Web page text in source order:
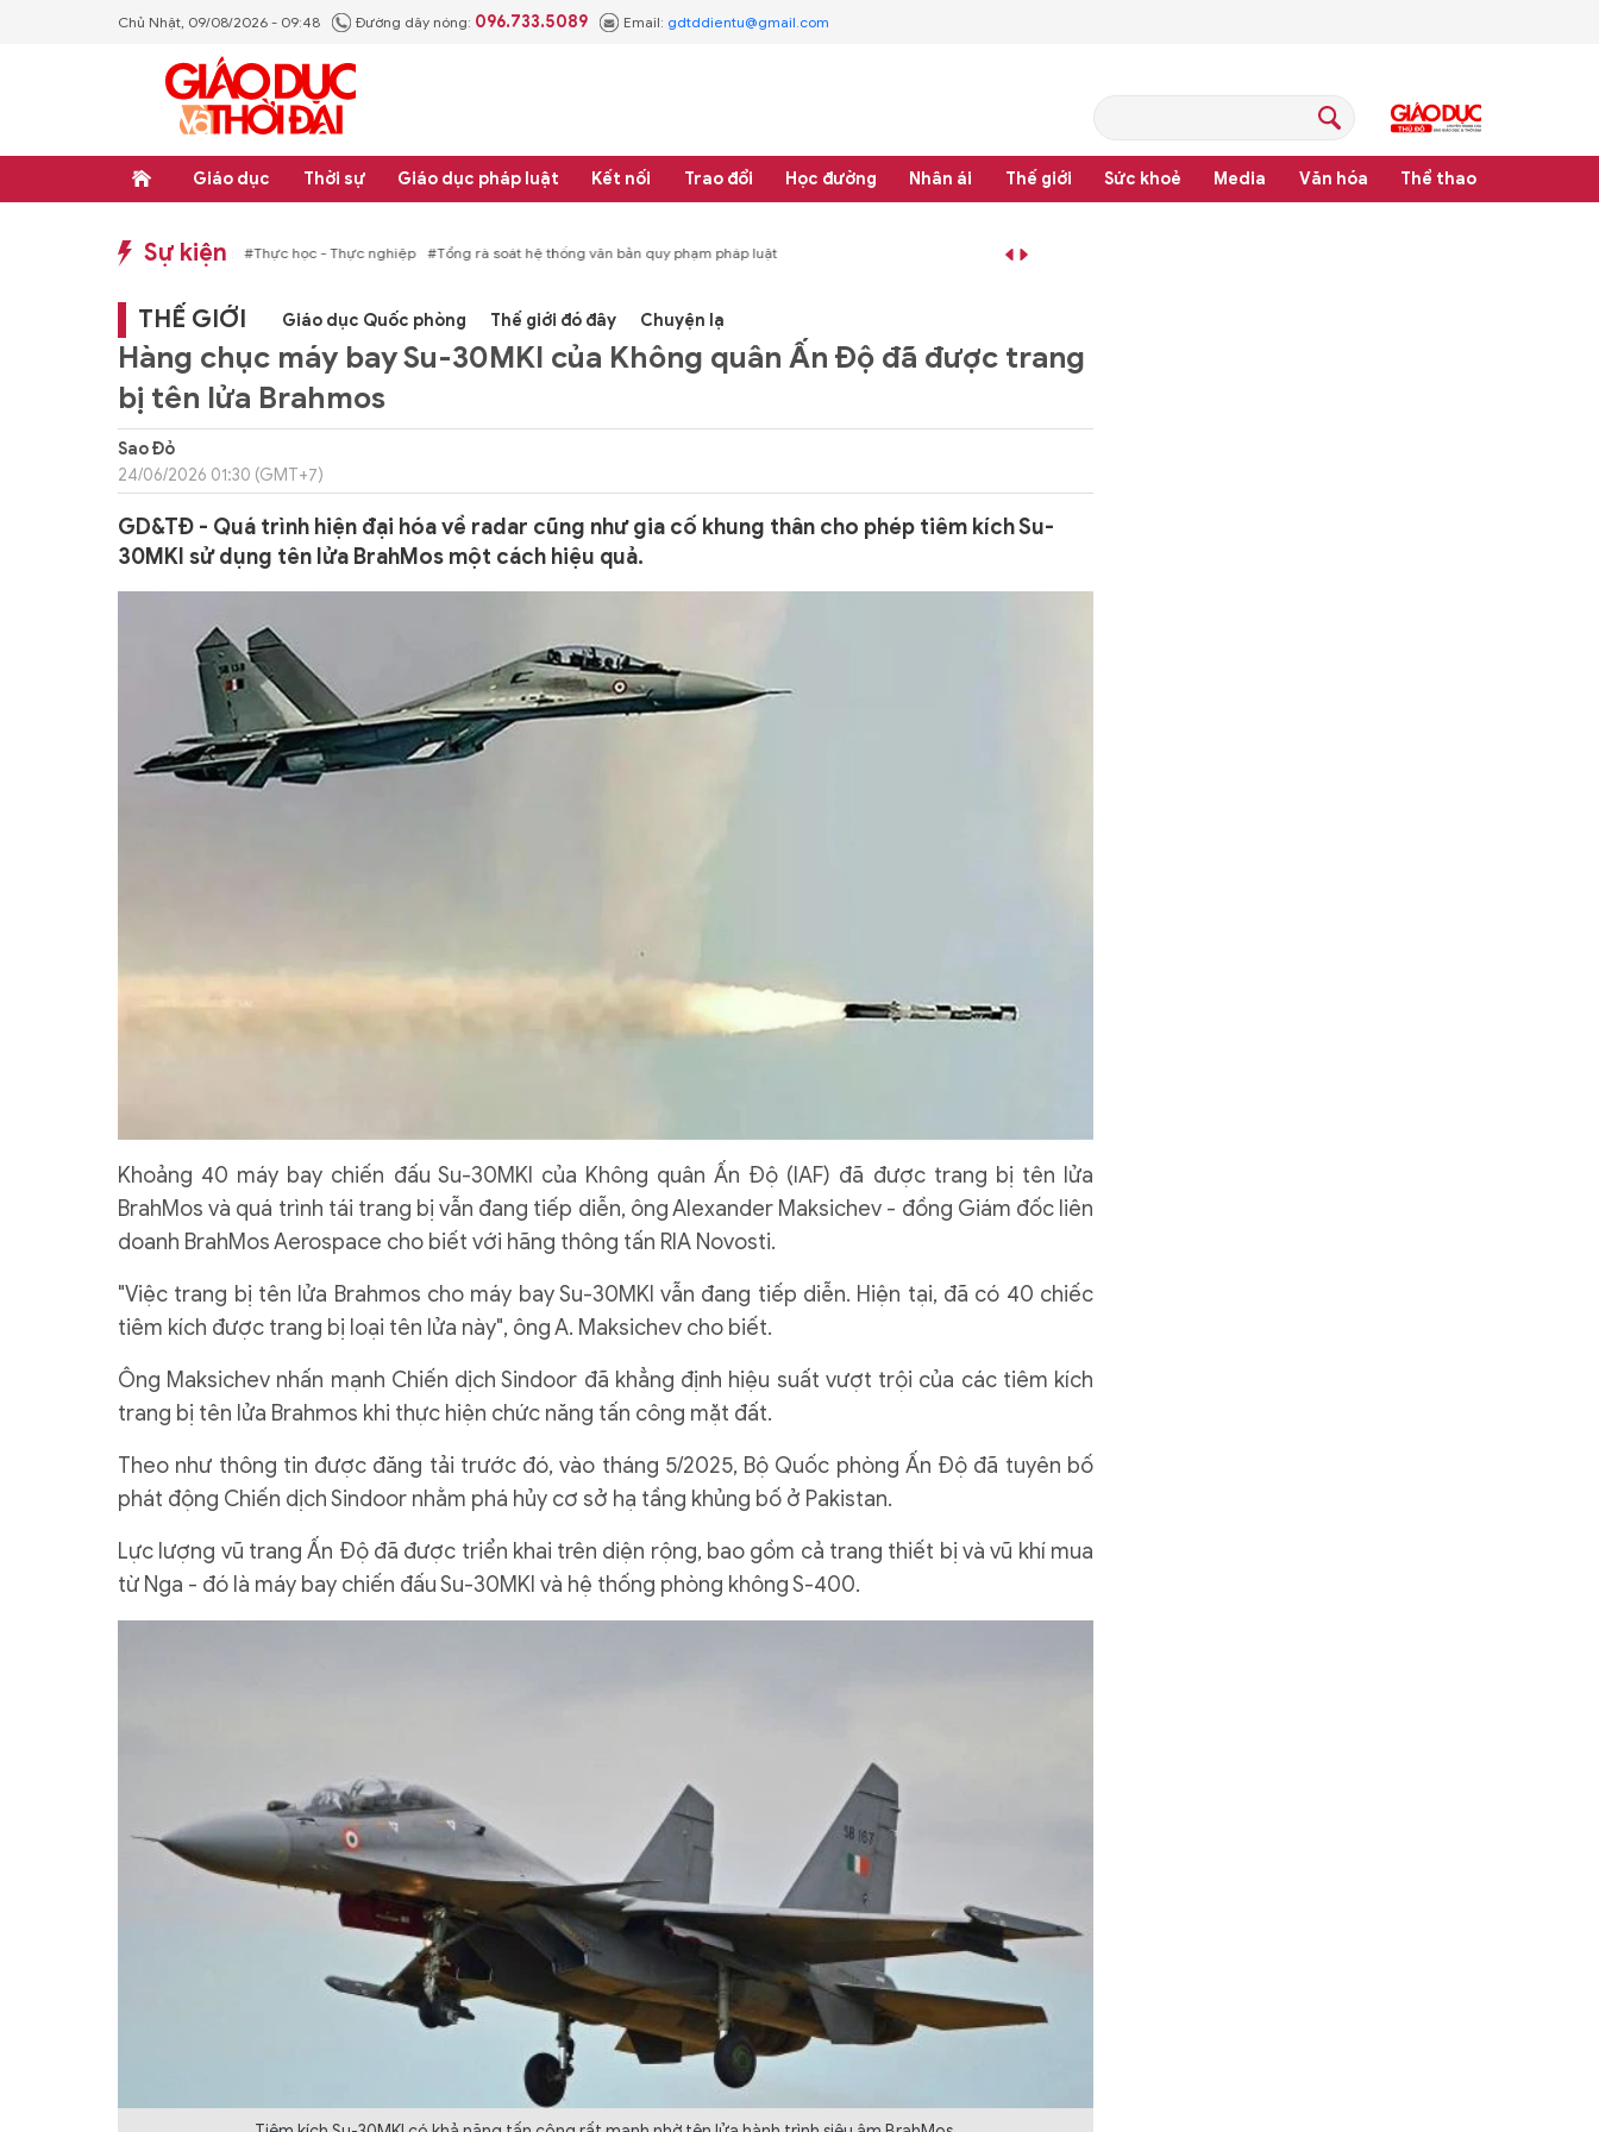
Chủ Nhật, 09/08/2026 - 09:48 Đường dây nóng: 096.733.5089 Email: gdtddientu@gmail.com
Giáo dục Thời sự Giáo dục pháp luật Kết nối Trao đổi Học đường Nhân ái Thế giới Sức khoẻ Media Văn hóa Thể thao
Sự kiện
văn bản quy phạm pháp luật #Thực học - Thực nghiệp #Tổng rà soát hệ thống văn bản quy phạm pháp luật #Thực học - Thực nghiệp #Tổng rà soát hệ thống văn bản quy phạm pháp luật
THẾ GIỚI Giáo dục Quốc phòng Thế giới đó đây Chuyện lạ
Hàng chục máy bay Su-30MKI của Không quân Ấn Độ đã được trang
bị tên lửa Brahmos
Sao Đỏ
24/06/2026 01:30 (GMT+7)
GD&TĐ - Quá trình hiện đại hóa về radar cũng như gia cố khung thân cho phép tiêm kích Su-
30MKI sử dụng tên lửa BrahMos một cách hiệu quả.
Khoảng 40 máy bay chiến đấu Su-30MKI của Không quân Ấn Độ (IAF) đã được trang bị tên lửa
BrahMos và quá trình tái trang bị vẫn đang tiếp diễn, ông Alexander Maksichev - đồng Giám đốc liên
doanh BrahMos Aerospace cho biết với hãng thông tấn RIA Novosti.
"Việc trang bị tên lửa Brahmos cho máy bay Su-30MKI vẫn đang tiếp diễn. Hiện tại, đã có 40 chiếc
tiêm kích được trang bị loại tên lửa này", ông A. Maksichev cho biết.
Ông Maksichev nhấn mạnh Chiến dịch Sindoor đã khẳng định hiệu suất vượt trội của các tiêm kích
trang bị tên lửa Brahmos khi thực hiện chức năng tấn công mặt đất.
Theo như thông tin được đăng tải trước đó, vào tháng 5/2025, Bộ Quốc phòng Ấn Độ đã tuyên bố
phát động Chiến dịch Sindoor nhằm phá hủy cơ sở hạ tầng khủng bố ở Pakistan.
Lực lượng vũ trang Ấn Độ đã được triển khai trên diện rộng, bao gồm cả trang thiết bị và vũ khí mua
từ Nga - đó là máy bay chiến đấu Su-30MKI và hệ thống phòng không S-400.